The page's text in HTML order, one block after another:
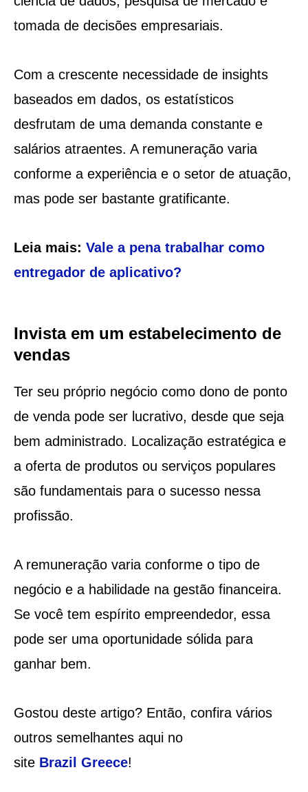
tomada de decisões empresariais.
Com a crescente necessidade de insights
baseados em dados, os estatísticos
desfrutam de uma demanda constante e
salários atraentes. A remuneração varia
conforme a experiência e o setor de atuação,
mas pode ser bastante gratificante.
Leia mais: Vale a pena trabalhar como
entregador de aplicativo?
Invista em um estabelecimento de
vendas
Ter seu próprio negócio como dono de ponto
de venda pode ser lucrativo, desde que seja
bem administrado. Localização estratégica e
a oferta de produtos ou serviços populares
são fundamentais para o sucesso nessa
profissão.
A remuneração varia conforme o tipo de
negócio e a habilidade na gestão financeira.
Se você tem espírito empreendedor, essa
pode ser uma oportunidade sólida para
ganhar bem.
Gostou deste artigo? Então, confira vários
outros semelhantes aqui no
site Brazil Greece!